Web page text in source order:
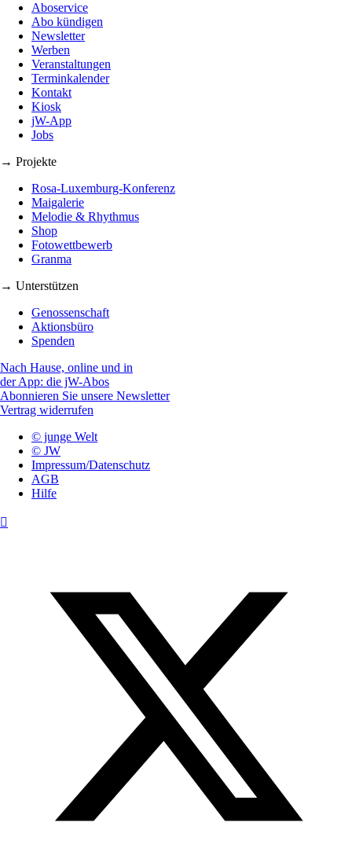
Aboservice
Abo kündigen
Newsletter
Werben
Veranstaltungen
Terminkalender
Kontakt
Kiosk
jW-App
Jobs
→ Projekte
Rosa-Luxemburg-Konferenz
Maigalerie
Melodie & Rhythmus
Shop
Fotowettbewerb
Granma
→ Unterstützen
Genossenschaft
Aktionsbüro
Spenden
Nach Hause, online und in
der App: die jW-Abos
Abonnieren Sie unsere Newsletter
Vertrag widerrufen
© junge Welt
© JW
Impressum/Datenschutz
AGB
Hilfe